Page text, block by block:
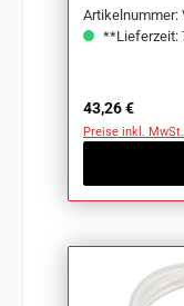
Artikelnummer:
**Lieferzeit:
Regulärer Preis:
43,26 €
Preise inkl.